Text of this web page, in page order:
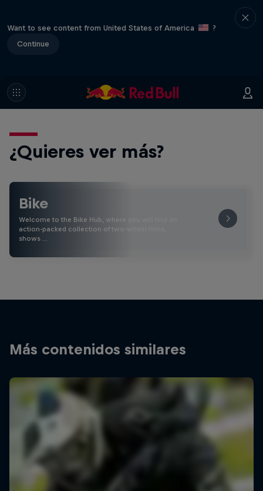
Want to see content from United States of America
?
Continue
¿Quieres ver más?
Bike
Welcome to the Bike Hub, where you will find an
action-packed collection of two-wheel films,
shows …
Más contenidos similares